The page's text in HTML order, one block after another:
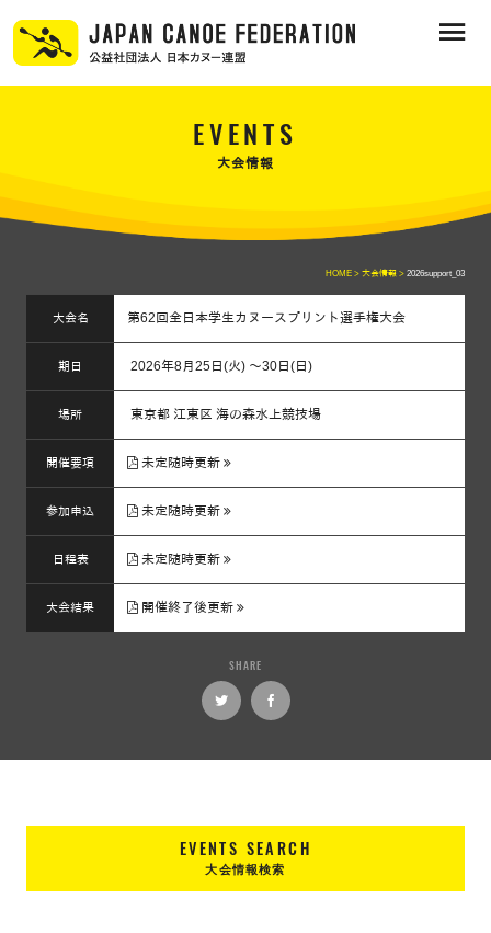
EVENTS
大会情報
HOME > 大会情報 > 2026support_03
大会名 第62回全日本学生カヌースプリント選手権大会
期日 2026年8月25日(火) ～30日(日)
場所 東京都 江東区 海の森水上競技場
開催要項 未定随時更新
参加申込 未定随時更新
日程表 未定随時更新
大会結果 開催終了後更新
SHARE
EVENTS SEARCH
大会情報検索